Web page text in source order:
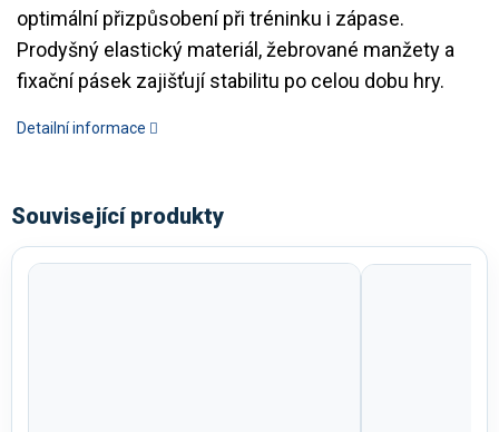
optimální přizpůsobení při tréninku i zápase.
Prodyšný elastický materiál, žebrované manžety a
fixační pásek zajišťují stabilitu po celou dobu hry.
Detailní informace
Související produkty